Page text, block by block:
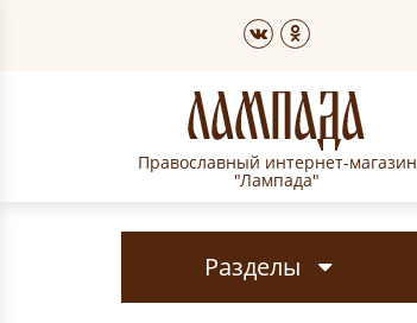
Православный интернет-магазин
"Лампада"
Разделы